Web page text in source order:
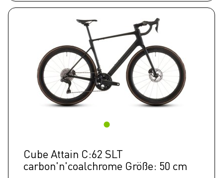
Cube Attain C:62 SLT
carbon'n'coalchrome Größe: 50 cm